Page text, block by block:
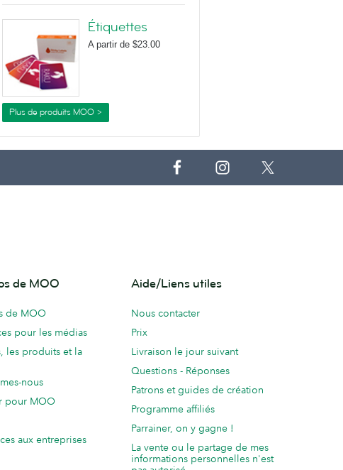
Étiquettes
A partir de $23.00
Plus de produits MOO >
de MOO
de MOO
pour les médias
les produits et la
nous
pour MOO
aux entreprises
Aide/Liens utiles
Nous contacter
Prix
Livraison le jour suivant
Questions - Réponses
Patrons et guides de création
Programme affiliés
Parrainer, on y gagne !
La vente ou le partage de mes
informations personnelles n'est